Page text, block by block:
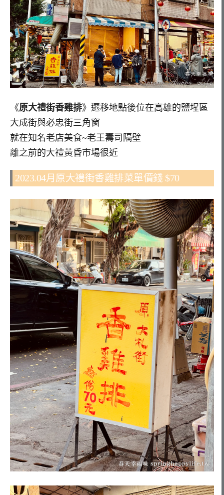
《原大禮街香雞排》遷移地點後位在高雄的鹽埕區
大成街與必忠街三角窗
就在知名老店美食~老王壽司隔壁
離之前的大禮黃昏市場很近
2023.04月原大禮街香雞排菜單價錢 $70